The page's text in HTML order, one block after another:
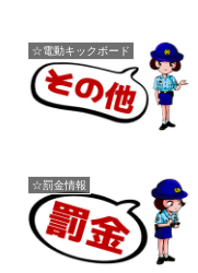
☆電動キックボード
☆罰金情報